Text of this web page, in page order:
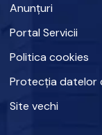
Anunțuri
Portal Servicii
Politica cookies
Protecția datelor
Site vechi